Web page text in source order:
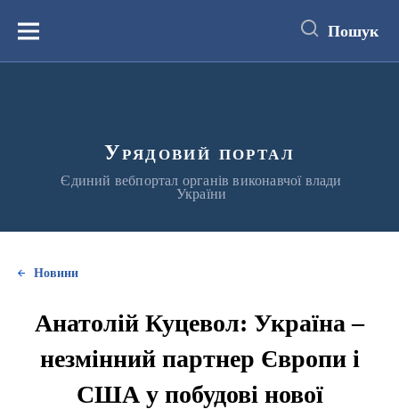
вмістуМеню Пошук
Урядовий портал
Єдиний вебпортал органів виконавчої влади
України
Новини
Анатолій Куцевол: Україна –
незмінний партнер Європи і
США у побудові нової